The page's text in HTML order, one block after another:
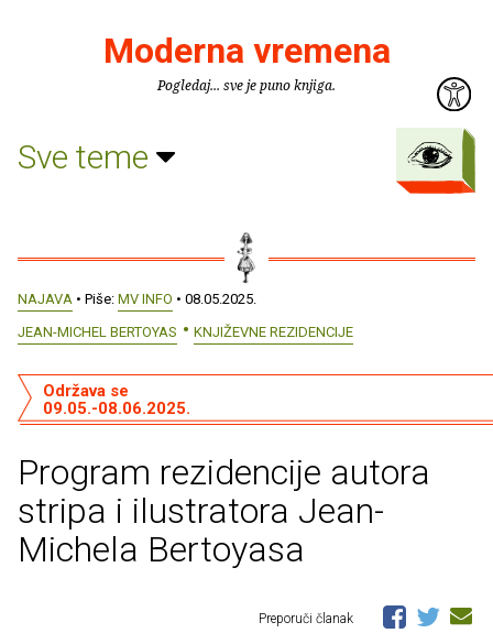
Moderna vremena
Pogledaj... sve je puno knjiga.
Sve teme
NAJAVA • Piše: MV INFO • 08.05.2025.
JEAN-MICHEL BERTOYAS
KNJIŽEVNE REZIDENCIJE
Program rezidencije autora
stripa i ilustratora Jean-
Michela Bertoyasa
Održava se
09.05.-08.06.2025.
Preporuči članak